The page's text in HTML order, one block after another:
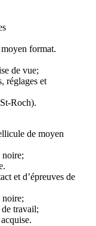
format.
de vue;
réglages et
Roch).
de moyen
noire;
et d’épreuves de
noire;
de travail;